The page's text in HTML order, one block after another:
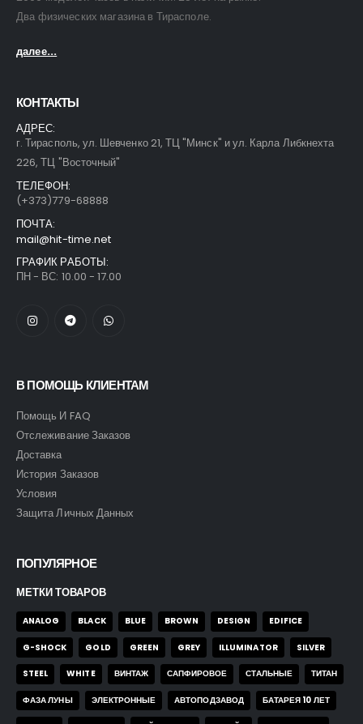
0out of 5
0out of 5
43,00$
Два физических магазина в Тирасполе.
далее...
КОНТАКТЫ
АДРЕС:
г. Тирасполь, ул. Шевченко 21, ТЦ "Минск" и ул. Карла Либкнехта
226, ТЦ "Восточный"
ТЕЛЕФОН:
(+373)779-68888
ПОЧТА:
mail@hit-time.net
ГРАФИК РАБОТЫ:
ПН - ВС: 10.00 - 17.00
В ПОМОЩЬ КЛИЕНТАМ
Помощь И FAQ
Отслеживание Заказов
Доставка
История Заказов
Условия
Защита Личных Данных
ПОПУЛЯРНОЕ
МЕТКИ ТОВАРОВ
ANALOG BLACK BLUE BROWN DESIGN EDIFICE
G-SHOCK GOLD GREEN GREY ILLUMINATOR SILVER
STEEL WHITE ВИНТАЖ САПФИРОВОЕ СТАЛЬНЫЕ ТИТАН
ФАЗА ЛУНЫ ЭЛЕКТРОННЫЕ АВТОПОДЗАВОД БАТАРЕЯ 10 ЛЕТ